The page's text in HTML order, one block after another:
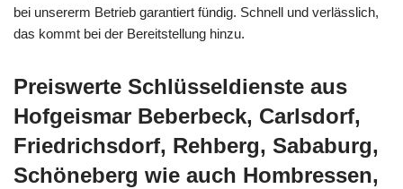
bei unsererm Betrieb garantiert fündig. Schnell und verlässlich,
das kommt bei der Bereitstellung hinzu.
Preiswerte Schlüsseldienste aus
Hofgeismar Beberbeck, Carlsdorf,
Friedrichsdorf, Rehberg, Sababurg,
Schöneberg wie auch Hombressen,